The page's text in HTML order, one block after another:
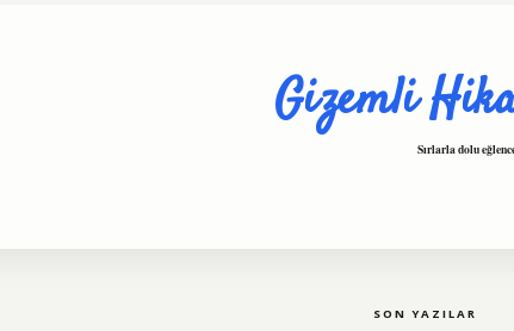
Gizemli
Sırlarla dolu
SON YAZILAR